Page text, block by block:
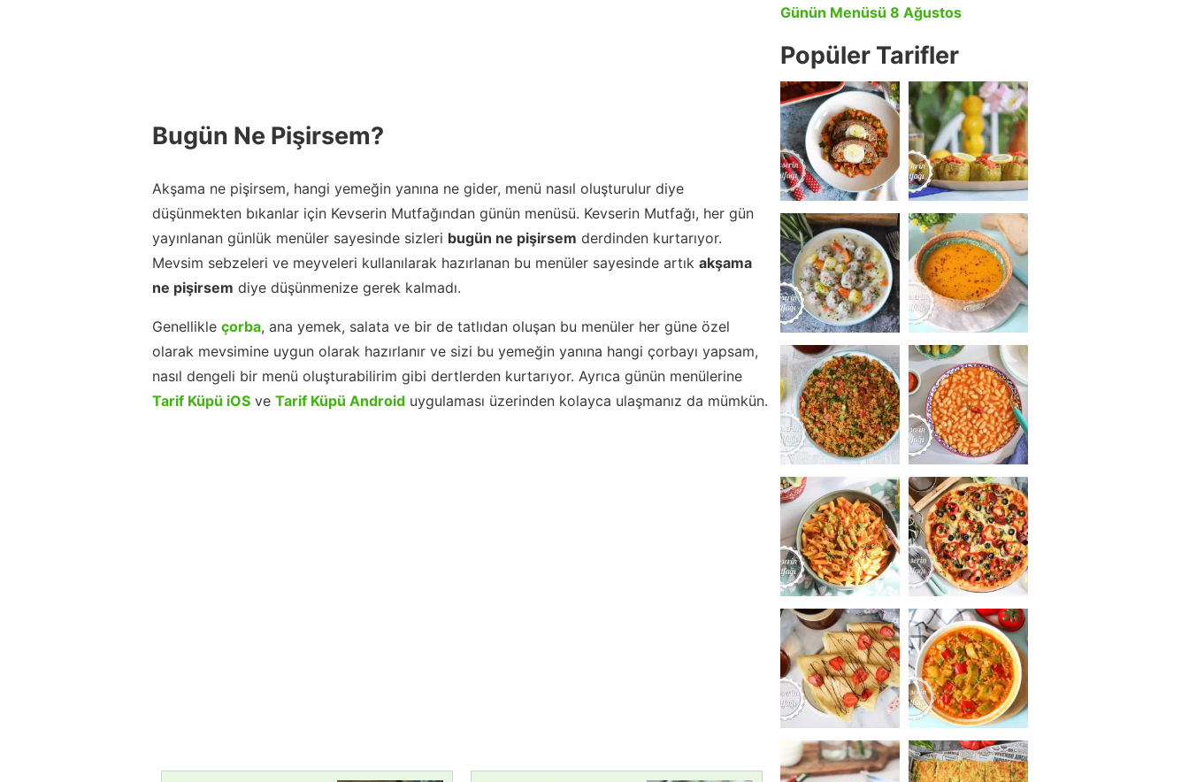
Bugün Ne Pişirsem?
Akşama ne pişirsem, hangi yemeğin yanına ne gider, menü nasıl oluşturulur diye
düşünmekten bıkanlar için Kevserin Mutfağından günün menüsü. Kevserin Mutfağı, her gün
yayınlanan günlük menüler sayesinde sizleri bugün ne pişirsem derdinden kurtarıyor.
Mevsim sebzeleri ve meyveleri kullanılarak hazırlanan bu menüler sayesinde artık akşama
ne pişirsem diye düşünmenize gerek kalmadı.
Genellikle çorba, ana yemek, salata ve bir de tatlıdan oluşan bu menüler her güne özel
olarak mevsimine uygun olarak hazırlanır ve sizi bu yemeğin yanına hangi çorbayı yapsam,
nasıl dengeli bir menü oluşturabilirim gibi dertlerden kurtarıyor. Ayrıca günün menülerine
Tarif Küpü iOS ve Tarif Küpü Android uygulaması üzerinden kolayca ulaşmanız da mümkün.
Günün Menüsü 8 Ağustos
Popüler Tarifler